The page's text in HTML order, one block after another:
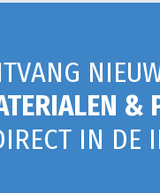
&
IN DE